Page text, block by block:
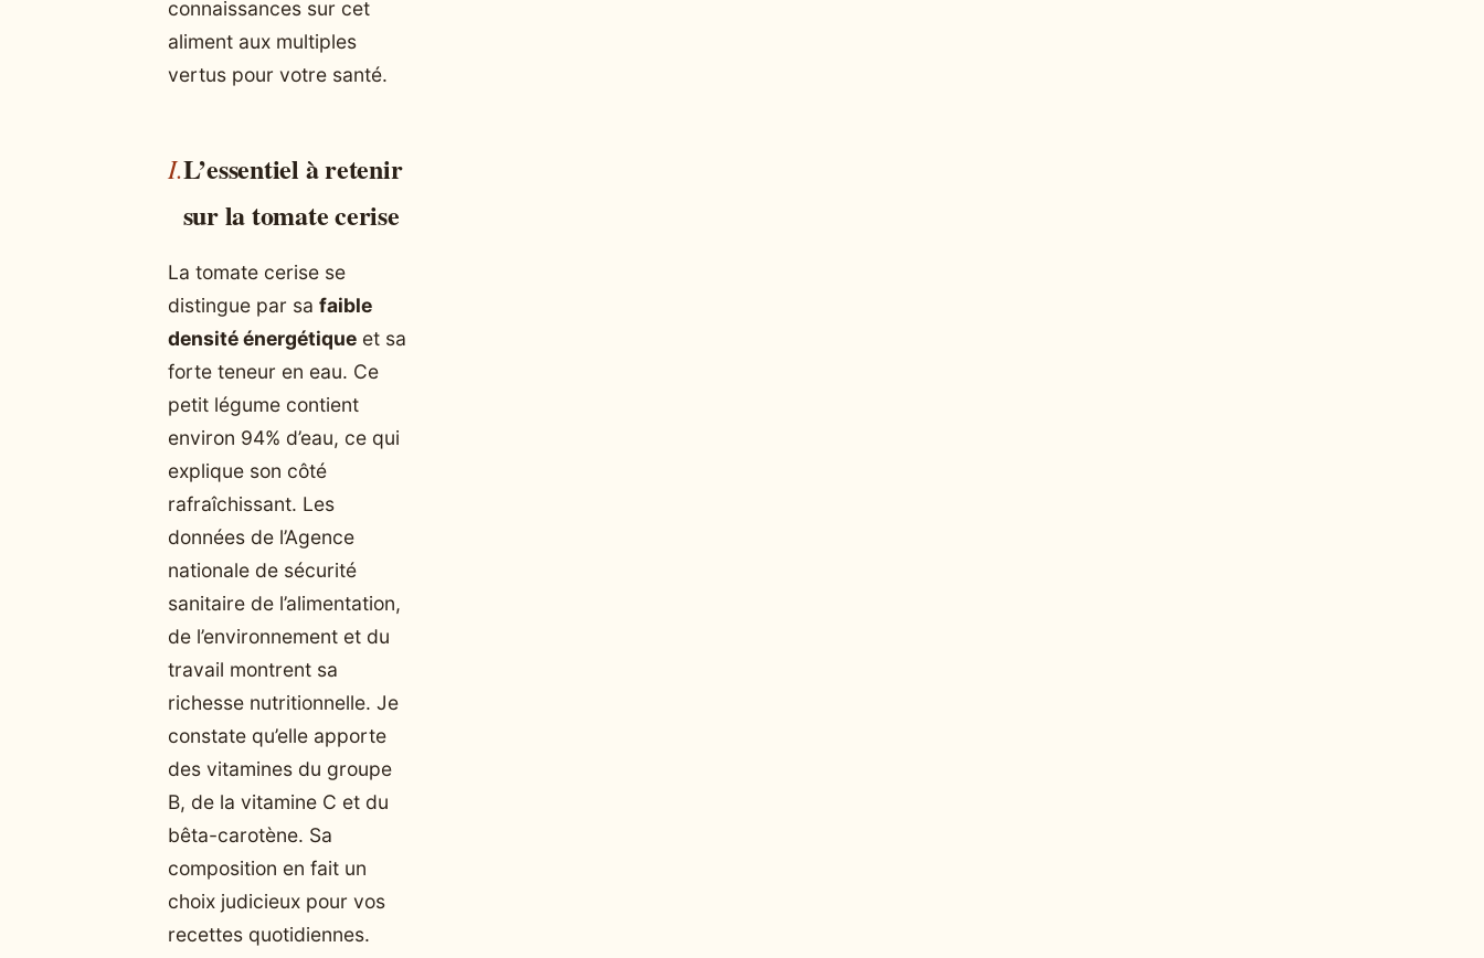
connaissances sur cet
aliment aux multiples
vertus pour votre santé.
L’essentiel à retenir
sur la tomate cerise
La tomate cerise se
distingue par sa faible
densité énergétique et sa
forte teneur en eau. Ce
petit légume contient
environ 94% d’eau, ce qui
explique son côté
rafraîchissant. Les
données de l’Agence
nationale de sécurité
sanitaire de l’alimentation,
de l’environnement et du
travail montrent sa
richesse nutritionnelle. Je
constate qu’elle apporte
des vitamines du groupe
B, de la vitamine C et du
bêta-carotène. Sa
composition en fait un
choix judicieux pour vos
recettes quotidiennes.